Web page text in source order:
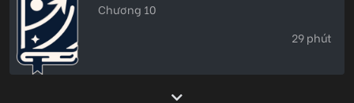
Chương 10
29 phút